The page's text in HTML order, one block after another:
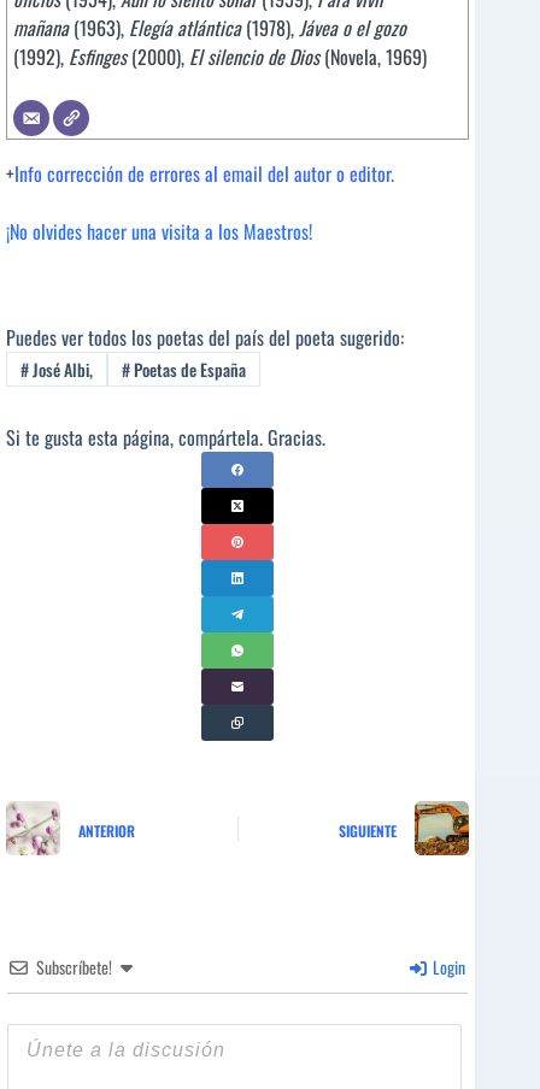
mañana(1963), Elegía atlántica(1978),Jávea o el gozo
(1992), Esfinges(2000), El silencio de Dios(Novela, 1969)
+Info corrección de errores al email del autor o editor.
¡No olvides hacer una visita a los Maestros!
Puedes ver todos los poetas del país del poeta sugerido:
#José Albi, #Poetas de España
Si te gusta esta página, compártela. Gracias.
ANTERIOR SIGUIENTE
Subscríbete! Login